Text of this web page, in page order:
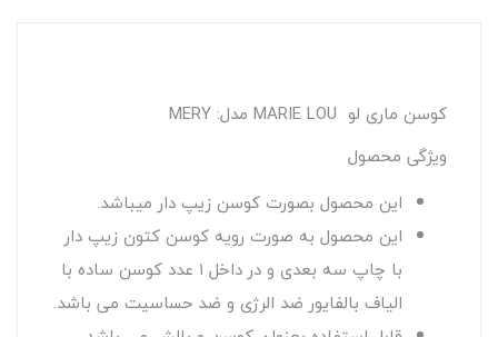
کوسن ماری لو MARIE LOU مدل: MERY
ویژگی محصول
این محصول بصورت کوسن زیپ دار میباشد.
این محصول به صورت رویه کوسن کتون زیپ دار
با چاپ سه بعدی و در داخل ۱ عدد کوسن ساده با
الیاف بالفایور ضد الرژی و ضد حساسیت می باشد.